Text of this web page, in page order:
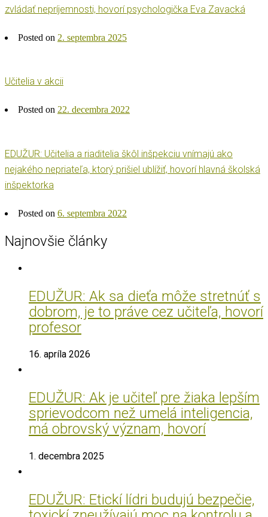
zvládať nepríjemnosti, hovorí psychologička Eva Zavacká
Posted on 2. septembra 2025
Učitelia v akcii
Posted on 22. decembra 2022
EDUŽUR: Učitelia a riaditelia škôl inšpekciu vnímajú ako
nejakého nepriateľa, ktorý prišiel ublížiť, hovorí hlavná školská
inšpektorka
Posted on 6. septembra 2022
Najnovšie články
EDUŽUR: Ak sa dieťa môže stretnúť s
dobrom, je to práve cez učiteľa, hovorí
profesor
16. apríla 2026
EDUŽUR: Ak je učiteľ pre žiaka lepším
sprievodcom než umelá inteligencia,
má obrovský význam, hovorí
1. decembra 2025
EDUŽUR: Etickí lídri budujú bezpečie,